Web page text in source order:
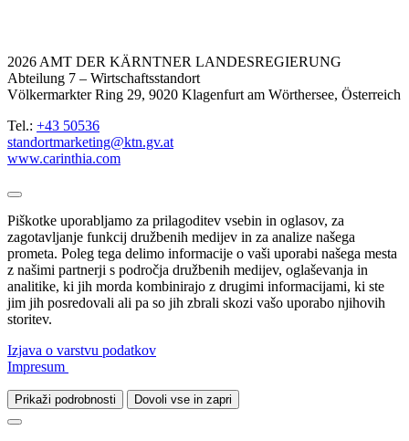
2026 AMT DER KÄRNTNER LANDESREGIERUNG
Abteilung 7 – Wirtschaftsstandort
Völkermarkter Ring 29, 9020 Klagenfurt am Wörthersee, Österreich
Tel.: +43 50536
standortmarketing@ktn.gv.at
www.carinthia.com
Piškotke uporabljamo za prilagoditev vsebin in oglasov, za
zagotavljanje funkcij družbenih medijev in za analize našega
prometa. Poleg tega delimo informacije o vaši uporabi našega mesta
z našimi partnerji s področja družbenih medijev, oglaševanja in
analitike, ki jih morda kombinirajo z drugimi informacijami, ki ste
jim jih posredovali ali pa so jih zbrali skozi vašo uporabo njihovih
storitev.
Izjava o varstvu podatkov
Impresum
Prikaži podrobnosti Dovoli vse in zapri